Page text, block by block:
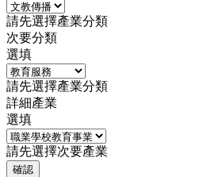
請先選擇產業分類
次要分類
選填
請先選擇產業分類
詳細產業
選填
請先選擇次要產業
確認